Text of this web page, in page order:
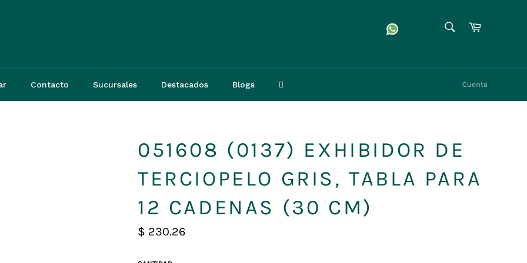
Facebook
Carrito
Contacto Sucursales Destacados Blogs Cuenta
051608 (0137) EXHIBIDOR DE
TERCIOPELO GRIS, TABLA PARA
12 CADENAS (30 CM)
Precio
habitual
$ 230.26